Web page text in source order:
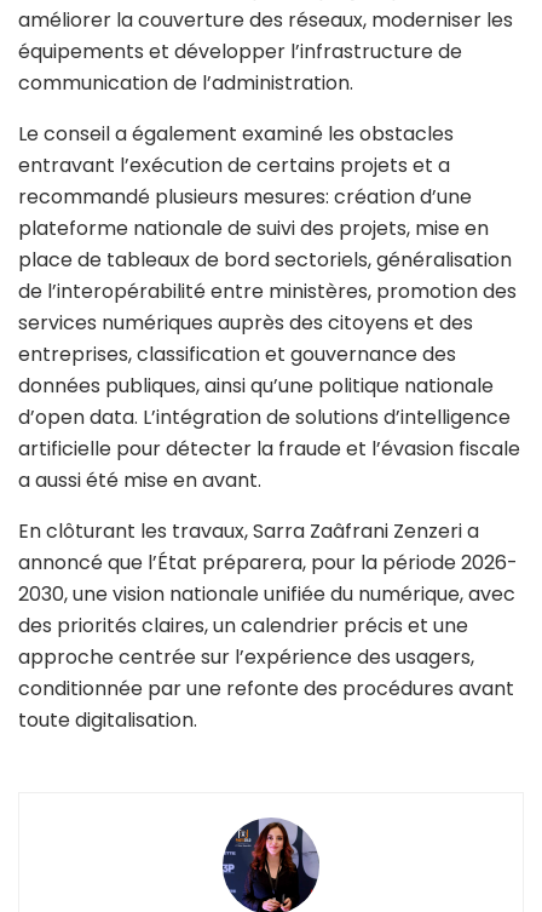
améliorer la couverture des réseaux, moderniser les
équipements et développer l’infrastructure de
communication de l’administration.
Le conseil a également examiné les obstacles
entravant l’exécution de certains projets et a
recommandé plusieurs mesures: création d’une
plateforme nationale de suivi des projets, mise en
place de tableaux de bord sectoriels, généralisation
de l’interopérabilité entre ministères, promotion des
services numériques auprès des citoyens et des
entreprises, classification et gouvernance des
données publiques, ainsi qu’une politique nationale
d’open data. L’intégration de solutions d’intelligence
artificielle pour détecter la fraude et l’évasion fiscale
a aussi été mise en avant.
En clôturant les travaux, Sarra Zaâfrani Zenzeri a
annoncé que l’État préparera, pour la période 2026-
2030, une vision nationale unifiée du numérique, avec
des priorités claires, un calendrier précis et une
approche centrée sur l’expérience des usagers,
conditionnée par une refonte des procédures avant
toute digitalisation.